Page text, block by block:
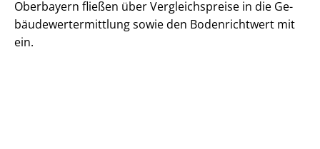
Oberbayern fließen über Ver­gleichs­prei­se in die Ge­
bäu­de­wert­ermitt­lung sowie den Bodenrichtwert mit
ein.